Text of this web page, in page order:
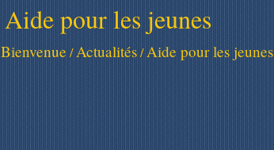
Aide pour les jeunes
Bienvenue /Actualités/Aide pour les jeunes